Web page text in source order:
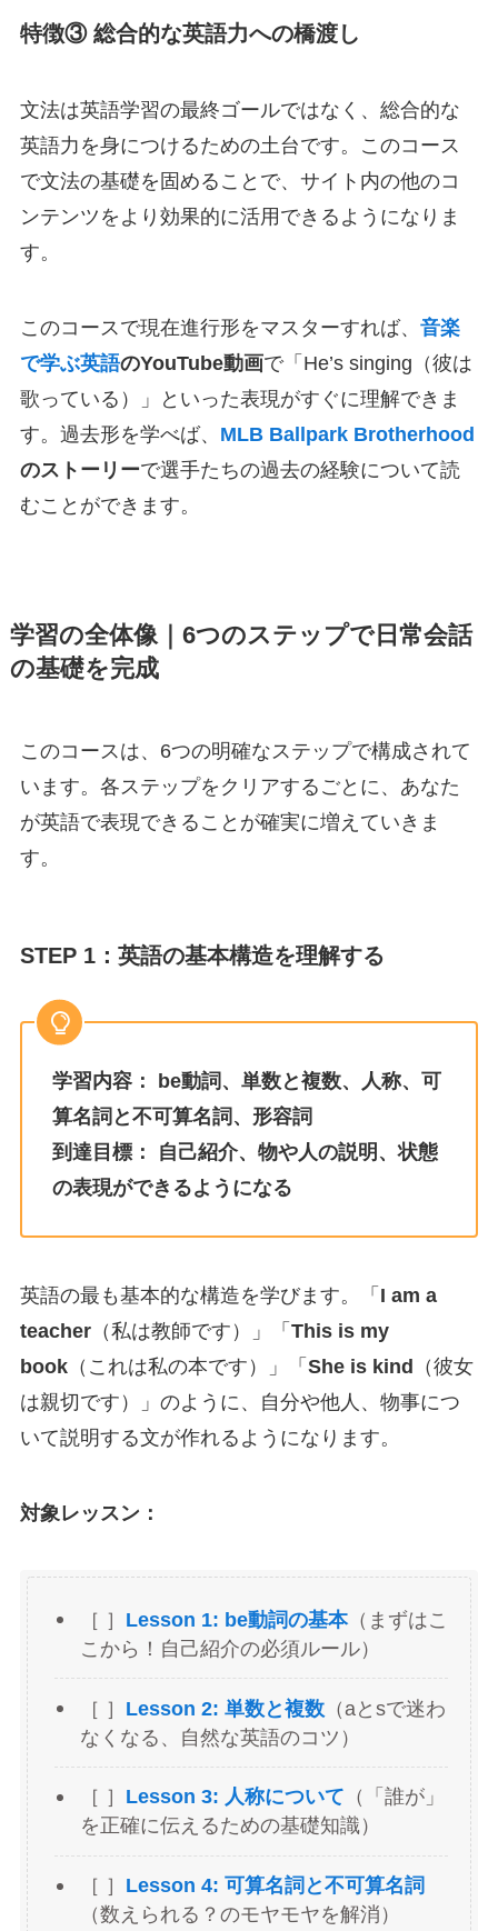
特徴③ 総合的な英語力への橋渡し
文法は英語学習の最終ゴールではなく、総合的な
英語力を身につけるための土台です。このコース
で文法の基礎を固めることで、サイト内の他のコ
ンテンツをより効果的に活用できるようになりま
す。
このコースで現在進行形をマスターすれば、 音楽
で学ぶ英語のYouTube動画で「He’s singing（彼は
歌っている）」といった表現がすぐに理解できま
す。過去形を学べば、 MLB Ballpark Brotherhood
のストーリーで選手たちの過去の経験について読
むことができます。
学習の全体像｜6つのステップで日常会話
の基礎を完成
このコースは、6つの明確なステップで構成されて
います。各ステップをクリアするごとに、あなた
が英語で表現できることが確実に増えていきま
す。
STEP 1：英語の基本構造を理解する
学習内容：
be動詞、単数と複数、人称、可
算名詞と不可算名詞、形容詞
到達目標：
自己紹介、物や人の説明、状態
の表現ができるようになる
英語の最も基本的な構造を学びます。「 I am a
teacher（私は教師です）」「 This is my
book（これは私の本です）」「 She is kind （彼女
は親切です）」のように、自分や他人、物事につ
いて説明する文が作れるようになります。
対象レッスン：
［ ］ Lesson 1: be動詞の基本（まずはこ
こから！自己紹介の必須ルール）
［ ］ Lesson 2: 単数と複数（aとsで迷わ
なくなる、自然な英語のコツ）
［ ］ Lesson 3: 人称について （「誰が」
を正確に伝えるための基礎知識）
［ ］ Lesson 4: 可算名詞と不可算名詞
（数えられる？のモヤモヤを解消）